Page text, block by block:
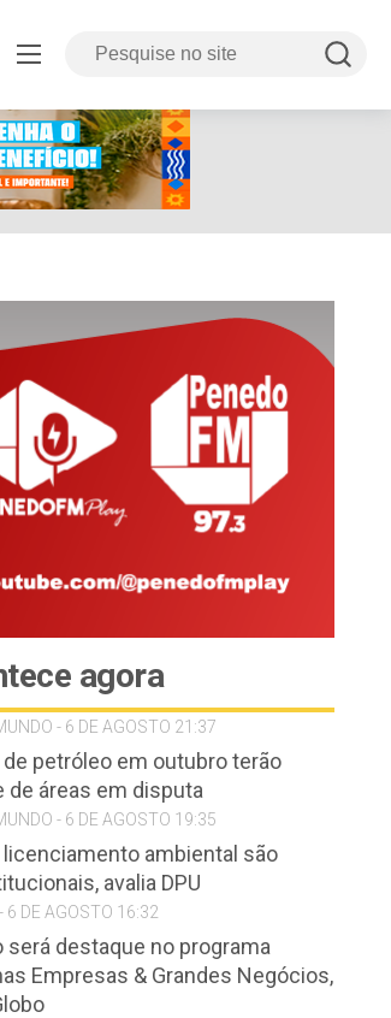
agora
- 6 DE AGOSTO 21:37
petróleo em outubro terão
de áreas em disputa
- 6 DE AGOSTO 19:35
licenciamento ambiental são
avalia DPU
6 DE AGOSTO 16:32
será destaque no programa
Empresas & Grandes Negócios,